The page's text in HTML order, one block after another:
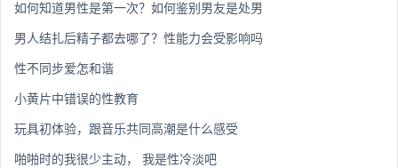
如何知道男性是第一次？如何鉴别男友是处男
男人结扎后精子都去哪了？性能力会受影响吗
性不同步爱怎和谐
小黄片中错误的性教育
玩具初体验，跟音乐共同高潮是什么感受
啪啪时的我很少主动， 我是性冷淡吧